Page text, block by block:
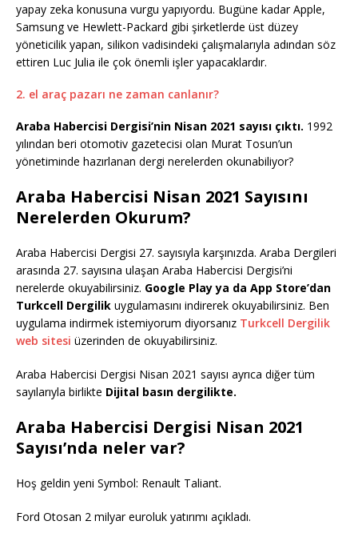
yapay zeka konusuna vurgu yapıyordu. Bugüne kadar Apple,
Samsung ve Hewlett-Packard gibi şirketlerde üst düzey
yöneticilik yapan, silikon vadisindeki çalışmalarıyla adından söz
ettiren Luc Julia ile çok önemli işler yapacaklardır.
2. el araç pazarı ne zaman canlanır?
Araba Habercisi Dergisi’nin Nisan 2021 sayısı çıktı. 1992
yılından beri otomotiv gazetecisi olan Murat Tosun’un
yönetiminde hazırlanan dergi nerelerden okunabiliyor?
Araba Habercisi Nisan 2021 Sayısını
Nerelerden Okurum?
Araba Habercisi Dergisi 27. sayısıyla karşınızda. Araba Dergileri
arasında 27. sayısına ulaşan Araba Habercisi Dergisi’ni
nerelerde okuyabilirsiniz. Google Play ya da App Store’dan
Turkcell Dergilik uygulamasını indirerek okuyabilirsiniz. Ben
uygulama indirmek istemiyorum diyorsanız Turkcell Dergilik
web sitesi üzerinden de okuyabilirsiniz.
Araba Habercisi Dergisi Nisan 2021 sayısı ayrıca diğer tüm
sayılarıyla birlikte Dijital basın dergilikte.
Araba Habercisi Dergisi Nisan 2021
Sayısı’nda neler var?
Hoş geldin yeni Symbol: Renault Taliant.
Ford Otosan 2 milyar euroluk yatırımı açıkladı.